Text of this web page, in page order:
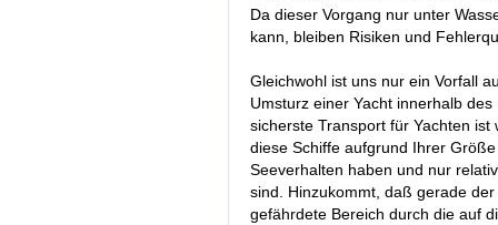
Da dieser Vorgang nur unter
kann, bleiben Risiken und
Gleichwohl ist uns nur ein Vorfall
Umsturz einer Yacht innerhalb
sicherste Transport für Yachten
diese Schiffe aufgrund Ihrer
Seeverhalten haben und nur
sind. Hinzukommt, daß gerade
gefährdete Bereich durch die auf